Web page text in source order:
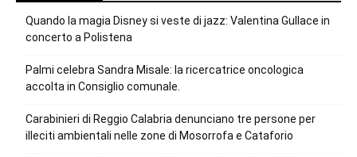
Quando la magia Disney si veste di jazz: Valentina Gullace in
concerto a Polistena
Palmi celebra Sandra Misale: la ricercatrice oncologica
accolta in Consiglio comunale.
Carabinieri di Reggio Calabria denunciano tre persone per
illeciti ambientali nelle zone di Mosorrofa e Cataforio